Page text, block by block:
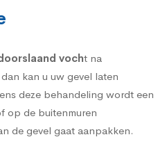
vocht na
kan u uw gevel laten
deze behandeling wordt een
op de buitenmuren
de gevel gaat aanpakken.